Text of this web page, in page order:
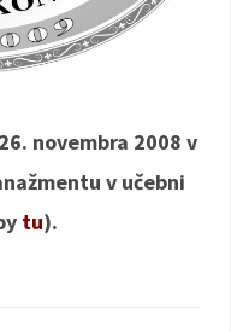
novembra 2008 v
v učebni
tu).